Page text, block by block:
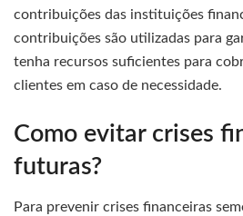
contribuições das instituições
contribuições são utilizadas para
tenha recursos suficientes para
clientes em caso de necessidade.
Como evitar crises
futuras?
Para prevenir crises financeiras